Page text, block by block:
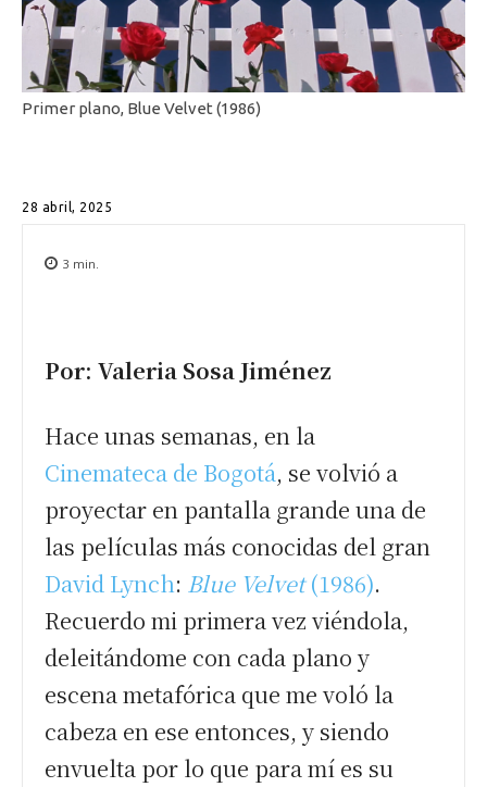
Primer plano, Blue Velvet (1986)
28 abril, 2025
3 min.
Por: Valeria Sosa Jiménez
Hace unas semanas, en la
Cinemateca de Bogotá, se volvió a
proyectar en pantalla grande una de
las películas más conocidas del gran
David Lynch: Blue Velvet(1986).
Recuerdo mi primera vez viéndola,
deleitándome con cada plano y
escena metafórica que me voló la
cabeza en ese entonces, y siendo
envuelta por lo que para mí es su